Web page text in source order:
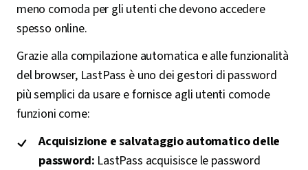
meno comoda per gli utenti che devono accedere
spesso online.
Grazie alla compilazione automatica e alle funzionalità
del browser, LastPass è uno dei gestori di password
più semplici da usare e fornisce agli utenti comode
funzioni come:
Acquisizione e salvataggio automatico delle
password: LastPass acquisisce le password